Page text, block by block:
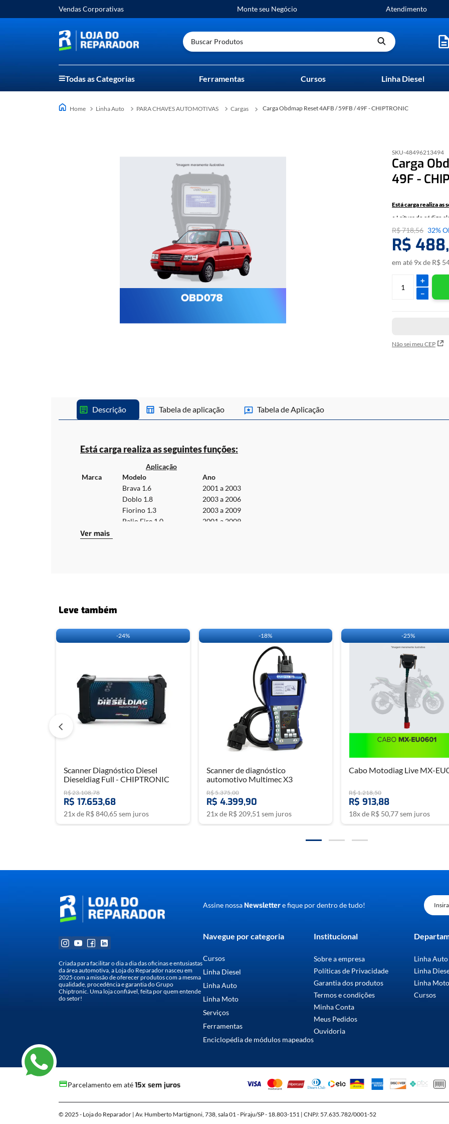
Vendas Corporativas Monte seu Negócio Atendimento
Buscar Produtos
Cursos Linha Diesel
Ferramentas
Todas as Categorias
Linha Auto PARA CHAVES AUTOMOTIVAS Cargas Carga Obdmap Reset 4AFB / 59FB / 49F - CHIPTRONIC
SKU-48496213494
Carga
49F -
Está carga realiza as
• Leitura do código
• Reset das ECU´s
resetar a ECU,
R$718,56 32%
R$ 488,
em até 9x de R$
＋
－
Não sei meu CEP
Descrição Tabela de aplicação Tabela de Aplicação
Está carga realiza as seguintes funções:
Aplicação
Marca
Modelo Ano
Fiat
Brava 1.6
2001 a 2003
Doblo 1.8
2003 a 2006
Fiorino 1.3
2003 a 2009
Palio Fire 1.0
2001 a 2009
CLIQUEAQUIE ACESSE A TABELA DE APLICAÇÃO DO OBDMAP.
Ver mais
Leve também
-24%
Scanner Diagnóstico Diesel
Dieseldiag Full - CHIPTRONIC
R$23.108,78
R$ 17.653,68
21x de R$840,65 sem juros
-18%
Scanner de diagnóstico
automotivo Multimec X3
R$5.375,00
R$ 4.399,90
21x de R$ 209,51 sem juros
-25%
Cabo Motodiag Live MX-
R$1.218,50
R$ 913,88
18x de R$ 50,77sem juros
Criada para facilitar o dia a dia das oficinas e entusiastas
da área automotiva, a Loja do Reparador nasceu em
2025 com a missão de oferecer produtos com a mesma
qualidade, procedência e garantia do Grupo
Chiptronic. Uma loja confiável, feita por quem entende
do setor!
Assine nossa Newslettere fique por dentro de tudo!
Navegue por categoria
Cursos
Linha Diesel
Linha Auto
Linha Moto
Serviços
Ferramentas
Enciclopédia de módulos mapeados
Institucional
Sobre a empresa
Políticas de Privacidade
Garantia dos produtos
Termos e condições
Minha Conta
Meus Pedidos
Ouvidoria
Linha Auto
Linha
Linha Moto
Cursos
Parcelamento em até15x sem juros
© 2025 - Loja do Reparador | Av. Humberto Martignoni, 738, sala 01 - Piraju/SP - 18.803-151 | CNPJ: 57.635.782/0001-52